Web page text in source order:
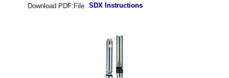
Download PDF:File SDX Instructions